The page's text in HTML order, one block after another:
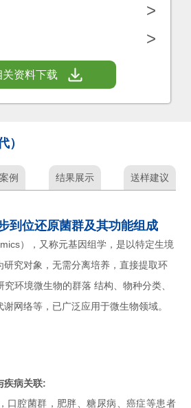
>
>
关资料下载
）
例 结果展示 送样建议
到位还原菌群及其功能组成
），又称元基因组学，是以特定生境
研究对象，无需分离培养，直接提取环
环境微生物的群落 结构、物种分类、
网络等，已广泛应用于微生物领域。
疾病关联:
口腔菌群，肥胖、糖尿病、癌症等患者